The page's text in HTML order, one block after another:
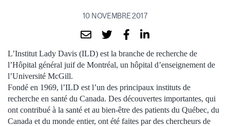
10 NOVEMBRE 2017
L’Institut Lady Davis (ILD) est la branche de recherche de
l’Hôpital général juif de Montréal, un hôpital d’enseignement de
l’Université McGill.
Fondé en 1969, l’ILD est l’un des principaux instituts de
recherche en santé du Canada. Des découvertes importantes, qui
ont contribué à la santé et au bien-être des patients du Québec, du
Canada et du monde entier, ont été faites par des chercheurs de